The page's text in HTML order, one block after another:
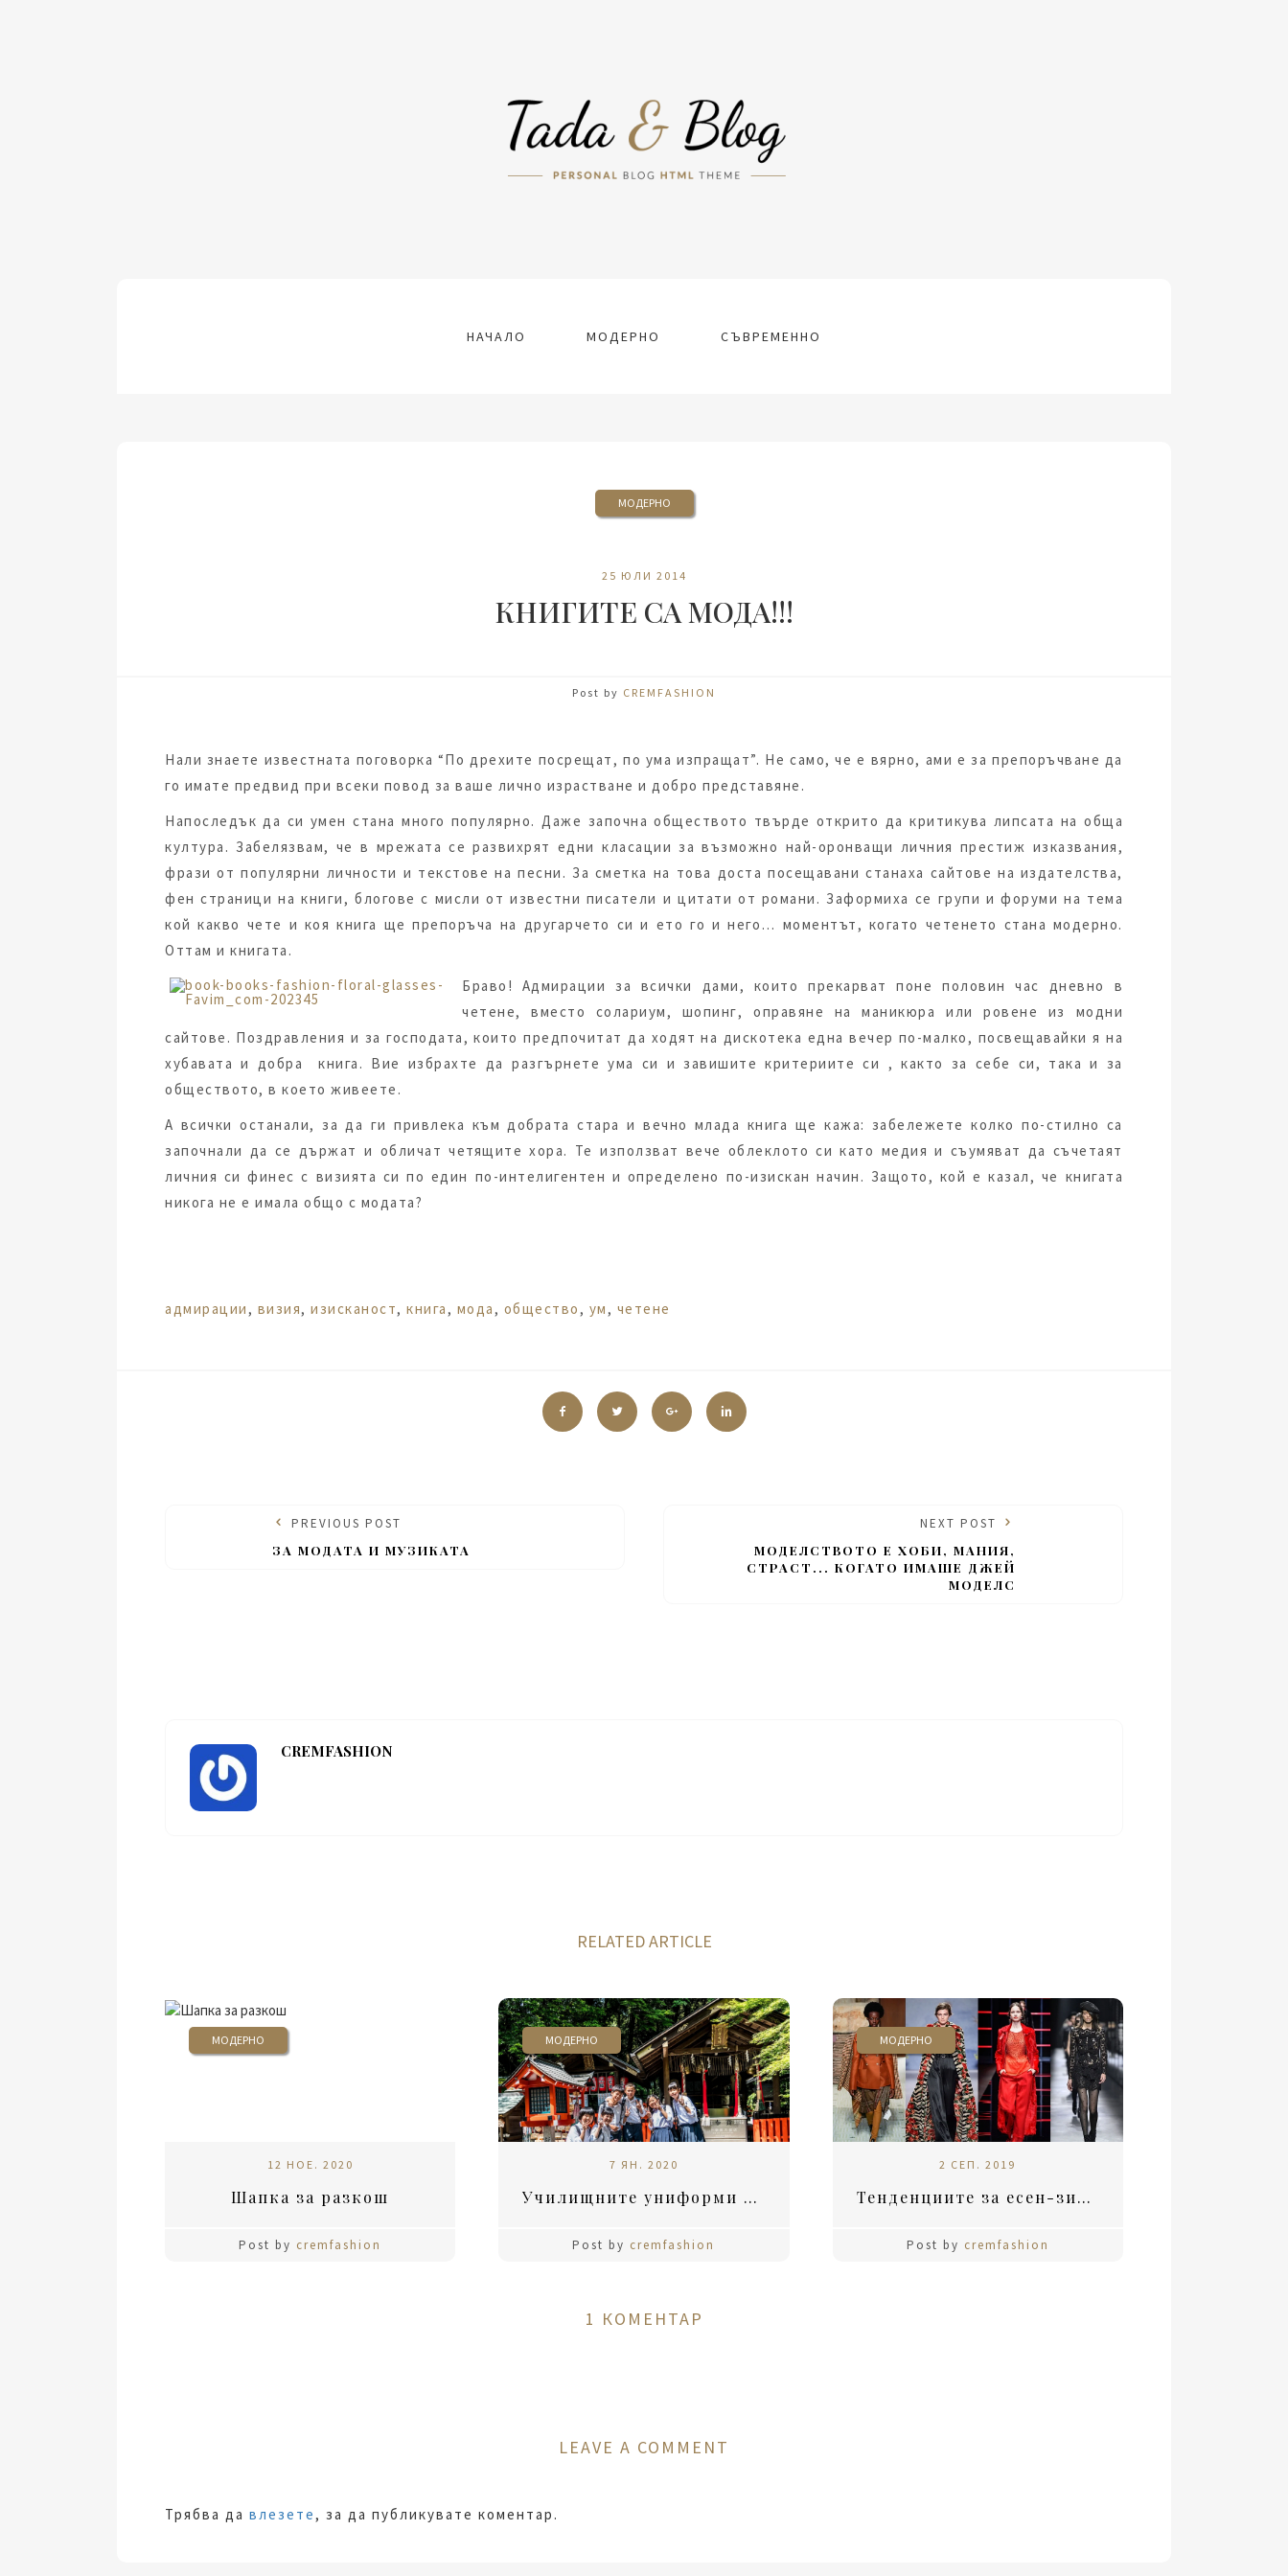
НАЧАЛО МОДЕРНО СЪВРЕМЕННО
МОДЕРНО
25 ЮЛИ 2014
КНИГИТЕ СА МОДА!!!
Post by CREMFASHION
Нали знаете известната поговорка “По дрехите посрещат, по ума изпращат”. Не само, че е вярно, ами е за препоръчване да
го имате предвид при всеки повод за ваше лично израстване и добро представяне.
Напоследък да си умен стана много популярно. Даже започна обществото твърде открито да критикува липсата на обща
култура. Забелязвам, че в мрежата се развихрят едни класации за възможно най-оронващи личния престиж изказвания,
фрази от популярни личности и текстове на песни. За сметка на това доста посещавани станаха сайтове на издателства,
фен страници на книги, блогове с мисли от известни писатели и цитати от романи. Заформиха се групи и форуми на тема
кой какво чете и коя книга ще препоръча на другарчето си и ето го и него… моментът, когато четенето стана модерно.
Оттам и книгата.
Браво! Адмирации за всички дами, които прекарват поне половин час дневно в
четене, вместо солариум, шопинг, оправяне на маникюра или ровене из модни
сайтове. Поздравления и за господата, които предпочитат да ходят на дискотека една вечер по-малко, посвещавайки я на
хубавата и добра книга. Вие избрахте да разгърнете ума си и завишите критериите си , както за себе си, така и за
обществото, в което живеете.
А всички останали, за да ги привлека към добрата стара и вечно млада книга ще кажа: забележете колко по-стилно са
започнали да се държат и обличат четящите хора. Те използват вече облеклото си като медия и съумяват да съчетаят
личния си финес с визията си по един по-интелигентен и определено по-изискан начин. Защото, кой е казал, че книгата
никога не е имала общо с модата?
Tags:
адмирации, визия, изисканост, книга, мода, общество, ум, четене
PREVIOUS POST
ЗА МОДАТА И МУЗИКАТА
NEXT POST
МОДЕЛСТВОТО Е ХОБИ, МАНИЯ,
СТРАСТ... КОГАТО ИМАШЕ ДЖЕЙ
МОДЕЛС
CREMFASHION
RELATED ARTICLE
МОДЕРНО
12 НОЕ. 2020
Шапка за разкош
Post by cremfashion
МОДЕРНО
7 ЯН. 2020
Училищните униформи – полезни или старомодни?
Post by cremfashion
МОДЕРНО
2 СЕП. 2019
Тенденциите за есен-зима 2019
Post by cremfashion
1 КОМЕНТАР
LEAVE A COMMENT
Трябва да влезете , за да публикувате коментар.